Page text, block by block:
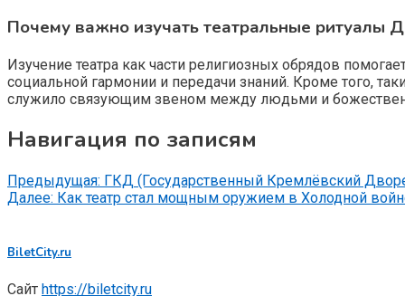
Почему важно изучать театральные ритуалы
Изучение театра как части религиозных обрядов
социальной гармонии и передачи знаний. Кроме того,
служило связующим звеном между людьми и
Навигация по записям
Предыдущая: ГКД (Государственный Кремлёвский
Далее: Как театр стал мощным оружием в Холодной
BiletCity.ru
Сайт https://biletcity.ru